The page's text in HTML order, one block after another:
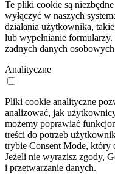
Te pliki cookie są
wyłączyć w naszych
działania użytkownika,
lub wypełnianie
żadnych danych
Analityczne
Pliki cookie analityczne
analizować, jak
możemy poprawiać
treści do potrzeb
trybie Consent Mode, który
Jeżeli nie wyrazisz zgody,
i przetwarzanie danych.